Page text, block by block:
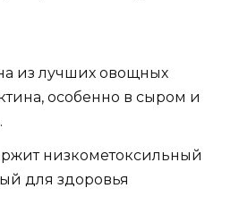
из лучших овощных
особенно в сыром и
низкометоксильный
для здоровья